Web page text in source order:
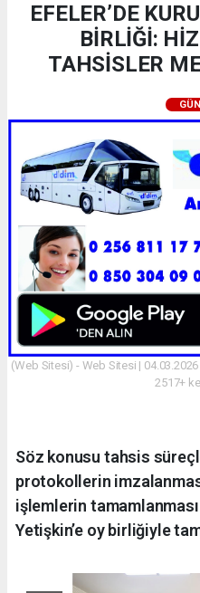
EFELER’DE
BİRLİĞİ:
TAHSİSLER
(Web Sitesi) - Web Sitesi |
2517+
Söz konusu tahsis
protokollerin
işlemlerin tamamlanması
Yetişkin’e oy birliğiyle